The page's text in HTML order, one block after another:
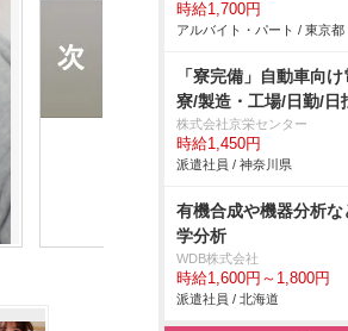
時給1,700円
アルバイト・パート / 東京都
「寮完備」自動車向
寮/製造・工場/日勤/日
株式会社京栄センター
時給1,450円
派遣社員 / 神奈川県
有機合成や機器分析
学分析
WDB株式会社
時給1,600円～1,800円
派遣社員 / 北海道